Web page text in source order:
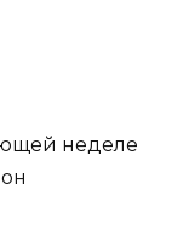
неделе